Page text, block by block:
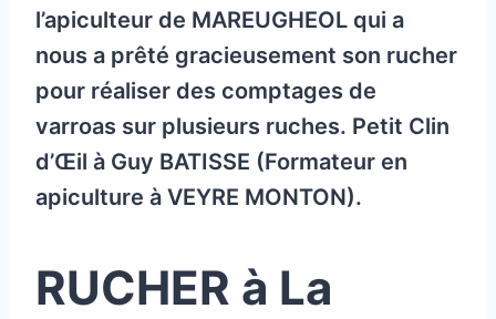
l’apiculteur de MAREUGHEOL qui a
nous a prêté gracieusement son rucher
pour réaliser des comptages de
varroas sur plusieurs ruches. Petit Clin
d’Œil à Guy BATISSE (Formateur en
apiculture à VEYRE MONTON).
RUCHER à La